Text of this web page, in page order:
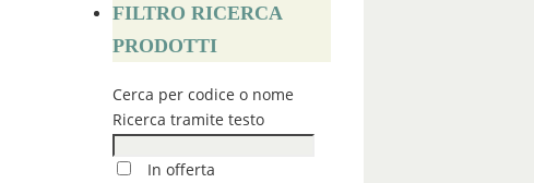
FILTRO RICERCA
PRODOTTI
Cerca per codice o nome
Ricerca tramite testo
In offerta